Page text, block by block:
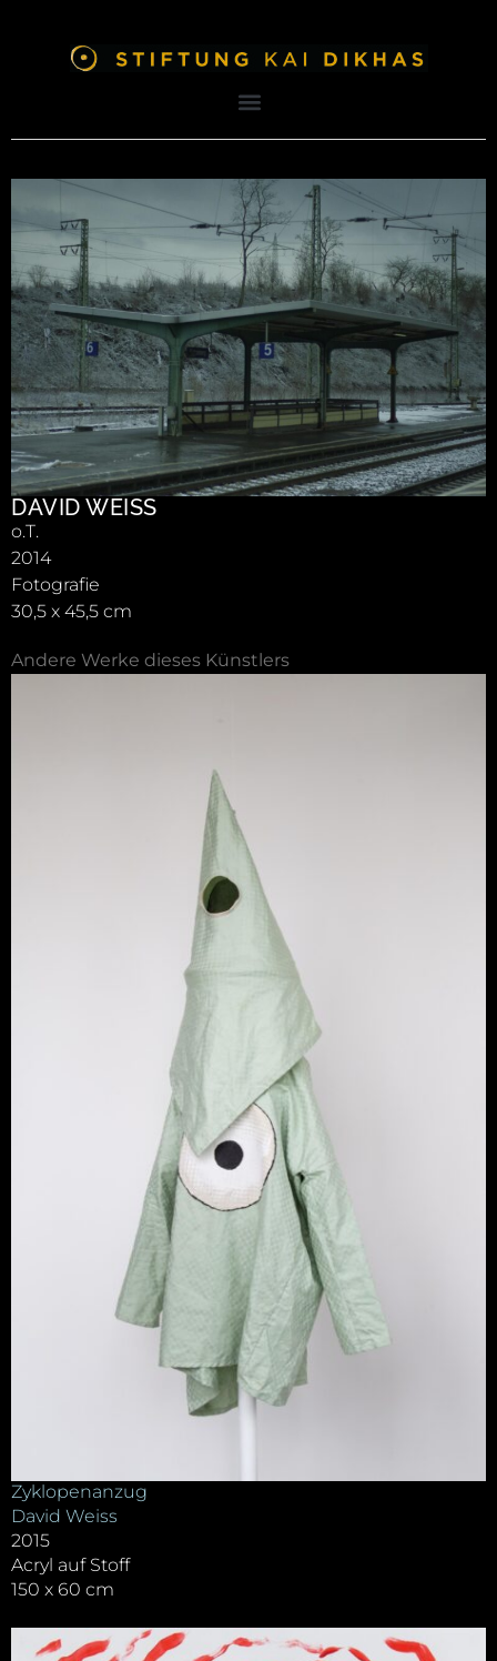
DAVID WEISS
o.T.
2014
Fotografie
30,5 x 45,5 cm
Andere Werke dieses Künstlers
Zyklopenanzug
David Weiss
2015
Acryl auf Stoff
150 x 60 cm